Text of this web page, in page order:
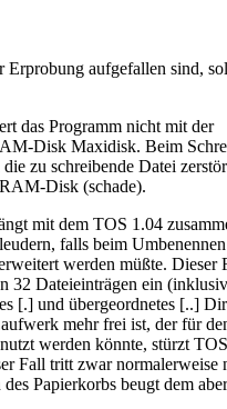
Erprobung aufgefallen sind,
das Programm nicht mit der
Disk Maxidisk. Beim
zu schreibende Datei
Disk (schade).
mit dem TOS 1.04
falls beim
werden müßte. Dieser
32 Dateieinträgen ein
[.] und übergeordnetes [..]
mehr frei ist, der für
werden könnte, stürzt
Fall tritt zwar normalerweise
Papierkorbs beugt dem